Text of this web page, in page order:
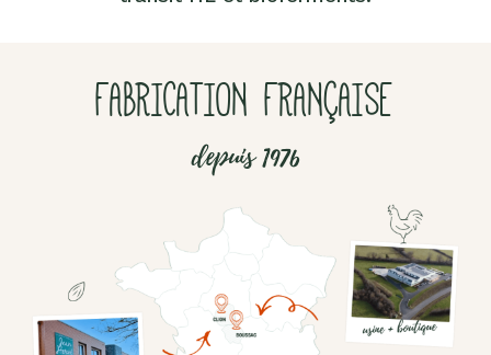
FABRICATION FRANÇAISE
depuis 1976
culinaires
Boisson
poudre